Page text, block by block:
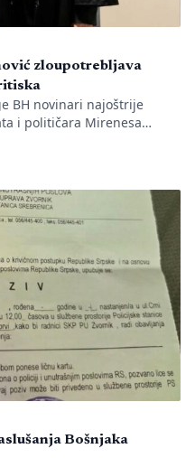
zloupotrebljava
BH novinari najoštrije
i političara Mirenesa
javnog targetiranja,
tajnicu Borku Rudić.
prijava i tužbi za klevetu
osoba […]
Bošnjaka